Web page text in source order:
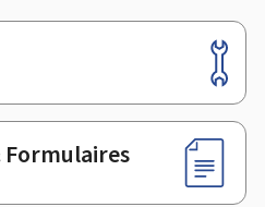
Formulaires